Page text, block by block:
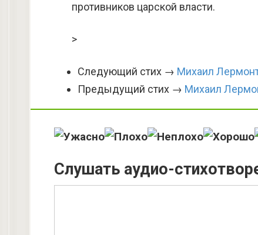
противников царской власти.
>
Следующий стих → Михаил
Предыдущий стих → Михаил
Слушать аудио-